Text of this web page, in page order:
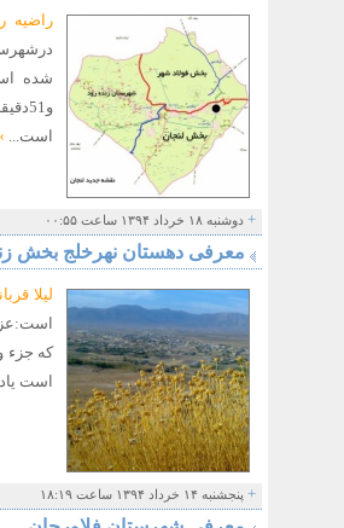
راضیه
است...
+ دوشنبه ۱۸ خرداد ۱۳۹۴ ساعت ۰۰:۵۵
معرفی دهستان نهرخلج بخش
لیلا
که جزء
است
+ پنجشنبه ۱۴ خرداد ۱۳۹۴ ساعت ۱۸:۱۹